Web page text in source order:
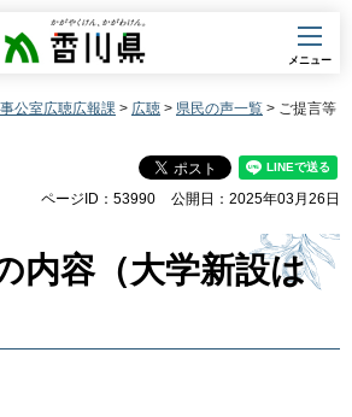
香川県
メニュー
公室広聴広報課 > 広聴 > 県民の声一覧 > ご提言等
ページID：53990 公開日：2025年03月26日
内容（大学新設は